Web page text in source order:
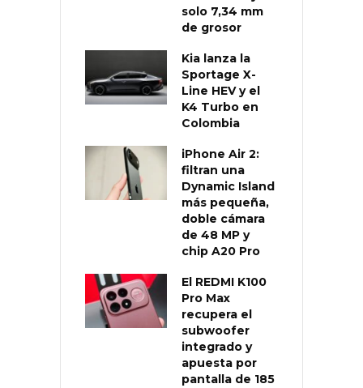
solo 7,34 mm
de grosor
Kia lanza la
Sportage X-
Line HEV y el
K4 Turbo en
Colombia
iPhone Air 2:
filtran una
Dynamic Island
más pequeña,
doble cámara
de 48 MP y
chip A20 Pro
El REDMI K100
Pro Max
recupera el
subwoofer
integrado y
apuesta por
pantalla de 185